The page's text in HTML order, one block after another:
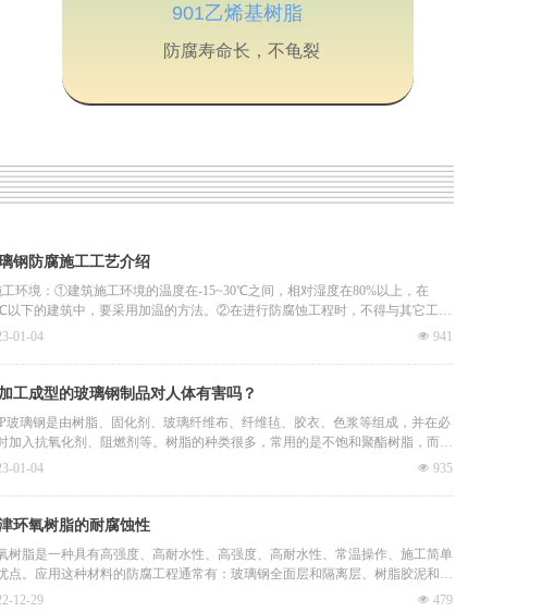
防腐寿命长，不龟裂
901乙烯基树脂
钢防腐施工工艺介绍
工环境：①建筑施工环境的温度在-15~30℃之间，相对湿度在80%以上，在
以下的建筑中，要采用加温的方法。②在进行防腐蚀工程时，不得与其它工种
交叉作业。2.清除基础设施：在进行施工之前，必须保证基层不能有水泥渣和
开裂，蜂窝状麻面。管道、套管、预留孔、预埋件等通过防腐层时，必须事先
或预留。为了便于施工，所有的阴阳角都要做斜角或圆角3.三布五油的施工工
，一上一下。先把它压在后面。
넶 941
01-04
工成型的玻璃钢制品对人体有害吗？
玻璃钢是由树脂、固化剂、玻璃纤维布、纤维毡、胶衣、色浆等组成，并在必
加入抗氧化剂、阻燃剂等。树脂的种类很多，常用的是不饱和聚酯树脂，而苯
是一种有毒的化学溶剂。该固化剂是由过氧化甲乙酮组成，具有坚硬、难闻、
由于粉尘的存在，初次接触会引起皮肤发痒，所以在制作时一定要戴上口罩，
过干燥、固化后的玻璃钢产品，其对人体的伤害可以忽略不计。玻璃钢（简称
。FRP产品在市政、石油、化工等行业中有着良好的耐腐蚀、轻质、光滑的
面和良好的技术经济效益。
넶 935
01-04
环氧树脂的耐腐蚀性
树脂是一种具有高强度、高耐水性、高强度、高耐水性、常温操作、施工简单
点。应用这种材料的防腐工程通常有：玻璃钢全面层和隔离层、树脂胶泥和灰
块材面层、树脂胶泥和砂浆的粘接剂、块材面层、树脂胶泥、砂浆、树脂稀胶
넶 479
12-29